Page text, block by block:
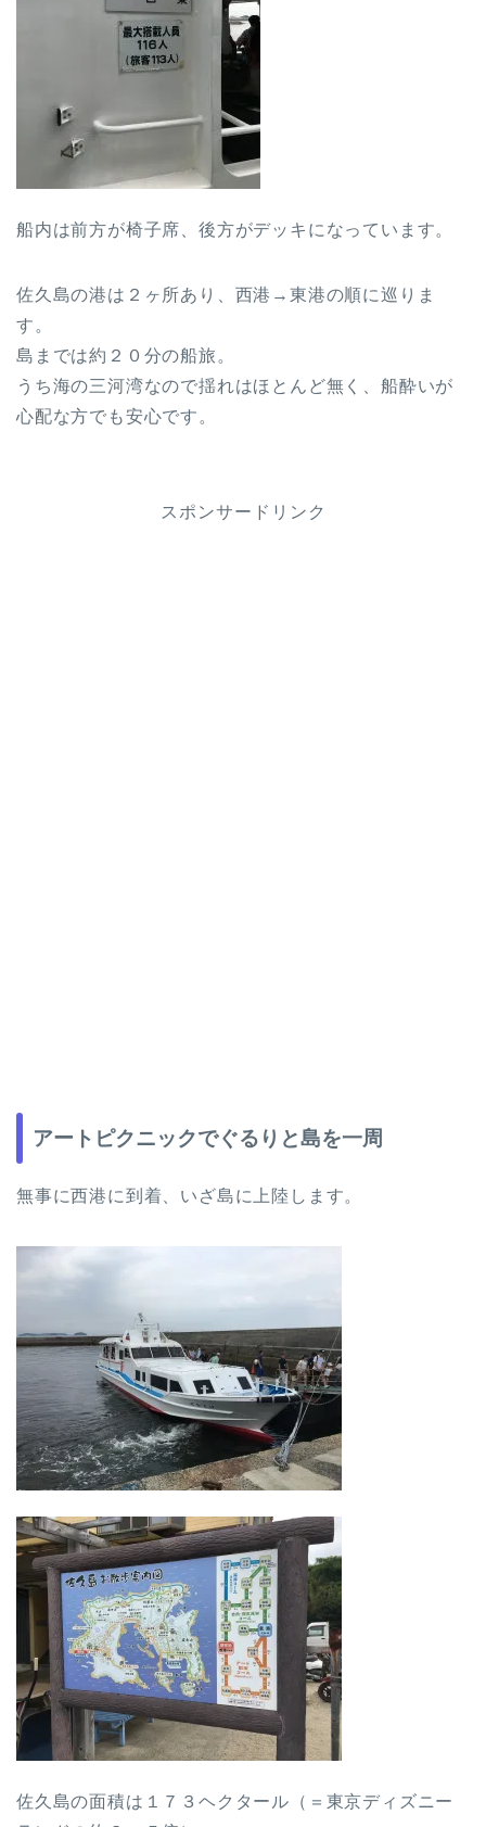
船内は前方が椅子席、後方がデッキになっています。
佐久島の港は２ヶ所あり、西港→東港の順に巡りま
す。
島までは約２０分の船旅。
うち海の三河湾なので揺れはほとんど無く、船酔いが
心配な方でも安心です。
スポンサードリンク
アートピクニックでぐるりと島を一周
無事に西港に到着、いざ島に上陸します。
佐久島の面積は１７３ヘクタール（＝東京ディズニー